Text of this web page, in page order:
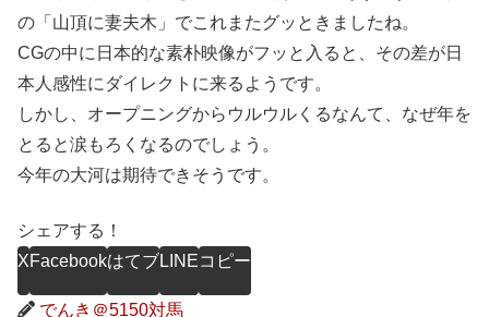
の「山頂に妻夫木」でこれまたグッときましたね。
CGの中に日本的な素朴映像がフッと入ると、その差が日
本人感性にダイレクトに来るようです。
しかし、オープニングからウルウルくるなんて、なぜ年を
とると涙もろくなるのでしょう。
今年の大河は期待できそうです。
シェアする！
XFacebookはてブLINEコピー
でんき＠5150対馬